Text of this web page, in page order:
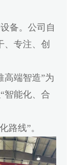
备。公司自
、专注、创
高端智造”为
智能化、合
路线”。